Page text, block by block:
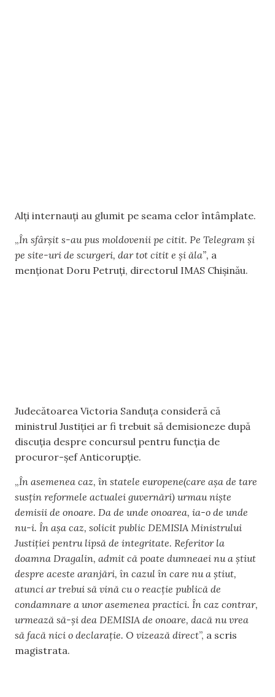
Alți internauți au glumit pe seama celor întâmplate.
„În sfârșit s-au pus moldovenii pe citit. Pe Telegram și
pe site-uri de scurgeri, dar tot citit e și ăla”, a
menționat Doru Petruți, directorul IMAS Chișinău.
Judecătoarea Victoria Sanduța consideră că
ministrul Justiției ar fi trebuit să demisioneze după
discuția despre concursul pentru funcția de
procuror-șef Anticorupție.
„În asemenea caz, în statele europene(care așa de tare
susțin reformele actualei guvernări) urmau niște
demisii de onoare. Da de unde onoarea, ia-o de unde
nu-i. În așa caz, solicit public DEMISIA Ministrului
Justiției pentru lipsă de integritate. Referitor la
doamna Dragalin, admit că poate dumneaei nu a știut
despre aceste aranjări, în cazul în care nu a știut,
atunci ar trebui să vină cu o reacție publică de
condamnare a unor asemenea practici. În caz contrar,
urmează să-și dea DEMISIA de onoare, dacă nu vrea
să facă nici o declarație. O vizează direct”, a scris
magistrata.